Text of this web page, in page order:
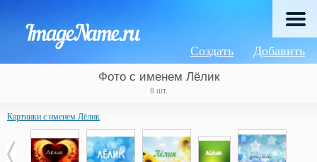
Добавить
Создать
Фото с именем Лёлик
8 шт.
Картинки с именем Лёлик